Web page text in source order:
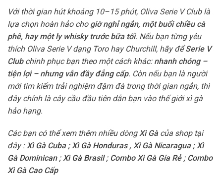
Với thời gian hút khoảng 10–15 phút, Oliva Serie V Club là
lựa chọn hoàn hảo cho giờ nghỉ ngắn, một buổi chiều cà
phê, hay một ly whisky trước bữa tối. Nếu bạn từng yêu
thích Oliva Serie V dạng Toro hay Churchill, hãy đểSerie V
Clubchinh phục bạn theo một cách khác: nhanh chóng –
tiện lợi – nhưng vẫn đầy đẳng cấp. Còn nếu bạn là người
mới tìm kiếm trải nghiệm đậm đà trong thời gian ngắn, thì
đây chính là cây cầu đầu tiên dẫn bạn vào thế giới xì gà
hảo hạng.
Các bạn có thể xem thêm nhiều dòngXì Gàcủa shop tại
đây :Xì Gà Cuba;Xì Gà Honduras, Xì Gà Nicaragua;Xì
Gà Dominican;Xì Gà Brasil; Combo Xì Gà Gía Rẻ; Combo
Xì Gà Cao Cấp